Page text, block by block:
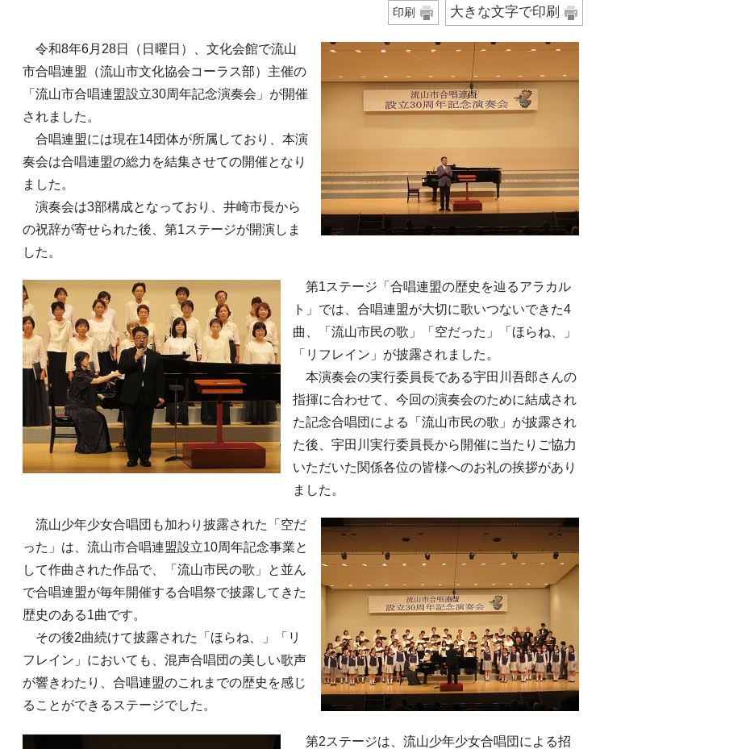
印刷 大きな文字で印刷
令和8年6月28日（日曜日）、文化会館で流山
市合唱連盟（流山市文化協会コーラス部）主催の
「流山市合唱連盟設立30周年記念演奏会」が開催
されました。
合唱連盟には現在14団体が所属しており、本演
奏会は合唱連盟の総力を結集させての開催となり
ました。
演奏会は3部構成となっており、井崎市長から
の祝辞が寄せられた後、第1ステージが開演しま
した。
第1ステージ「合唱連盟の歴史を辿るアラカル
ト」では、合唱連盟が大切に歌いつないできた4
曲、「流山市民の歌」「空だった」「ほらね、」
「リフレイン」が披露されました。
本演奏会の実行委員長である宇田川吾郎さんの
指揮に合わせて、今回の演奏会のために結成され
た記念合唱団による「流山市民の歌」が披露され
た後、宇田川実行委員長から開催に当たりご協力
いただいた関係各位の皆様へのお礼の挨拶があり
ました。
流山少年少女合唱団も加わり披露された「空だ
った」は、流山市合唱連盟設立10周年記念事業と
して作曲された作品で、「流山市民の歌」と並ん
で合唱連盟が毎年開催する合唱祭で披露してきた
歴史のある1曲です。
その後2曲続けて披露された「ほらね、」「リ
フレイン」においても、混声合唱団の美しい歌声
が響きわたり、合唱連盟のこれまでの歴史を感じ
ることができるステージでした。
第2ステージは、流山少年少女合唱団による招